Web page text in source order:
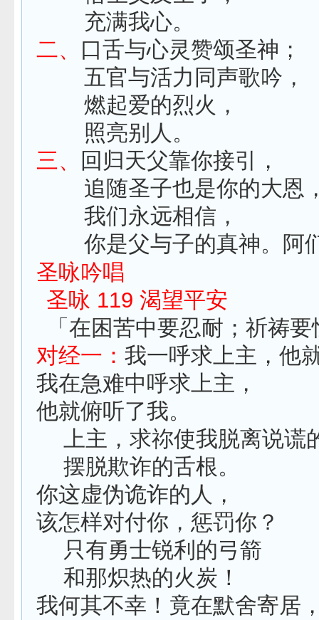
充满我心。
二、 口舌与心灵赞颂圣神；
五官与活力同声歌吟，
燃起爱的烈火，
照亮别人。
三、
回归天父靠你接引，
追随圣子也是你的大恩
我们永远相信，
你是父与子的真神。阿
圣咏吟唱
圣咏 119 渴望平安
「在困苦中要忍耐；祈祷
对经一： 我一呼求上主，他
我在急难中呼求上主，
他就俯听了我。
上主，求祢使我脱离说谎
摆脱欺诈的舌根。
你这虚伪诡诈的人，
该怎样对付你，惩罚你？
只有勇士锐利的弓箭
和那炽热的火炭！
我何其不幸！竟在默舍寄居